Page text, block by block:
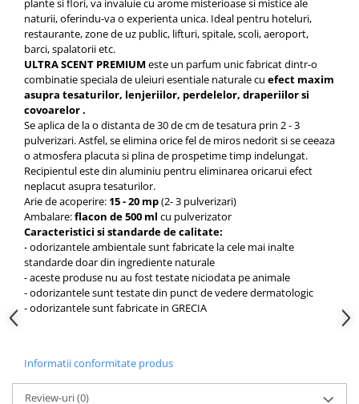
plante si flori, va invaluie cu arome misterioase si mistice ale
naturii, oferindu-va o experienta unica. Ideal pentru hoteluri,
restaurante, zone de uz public, lifturi, spitale, scoli, aeroport,
barci, spalatorii etc.
ULTRA SCENT PREMIUMeste un parfum unic fabricat dintr-o
combinatie speciala de uleiuri esentiale naturale cu efect maxim
asupra tesaturilor, lenjeriilor, perdelelor, draperiilor si
covoarelor .
Se aplica de la o distanta de 30 de cm de tesatura prin 2 - 3
pulverizari. Astfel, se elimina orice fel de miros nedorit si se ceeaza
o atmosfera placuta si plina de prospetime timp indelungat.
Recipientul este din aluminiu pentru eliminarea oricarui efect
neplacut asupra tesaturilor.
Arie de acoperire: 15 - 20 mp(2- 3 pulverizari)
Ambalare:flacon de 500 ml cu pulverizator
Caracteristici si standarde de calitate:
- odorizantele ambientale sunt fabricate la cele mai inalte
standarde doar din ingrediente naturale
- aceste produse nu au fost testate niciodata pe animale
- odorizantele sunt testate din punct de vedere dermatologic
- odorizantele sunt fabricate in GRECIA
Informatii conformitate produs
Review-uri(0)